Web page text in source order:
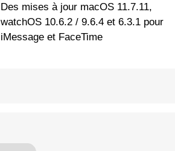
Des mises à jour macOS 11.7.11,
watchOS 10.6.2 / 9.6.4 et 6.3.1 pour
iMessage et FaceTime